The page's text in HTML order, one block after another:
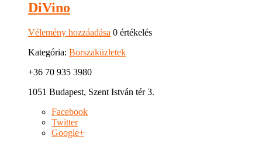
DiVino
Vélemény hozzáadása 0 értékelés
Kategória: Borszaküzletek
+36 70 935 3980
1051 Budapest, Szent István tér 3.
Facebook
Twitter
Google+